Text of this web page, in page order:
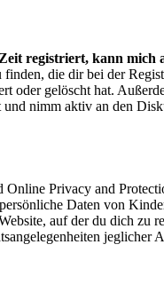
registriert, kann mich
die dir bei der
oder gelöscht hat.
nimm aktiv an den
Online Privacy and
Daten von
auf der du dich zu
jeglicher